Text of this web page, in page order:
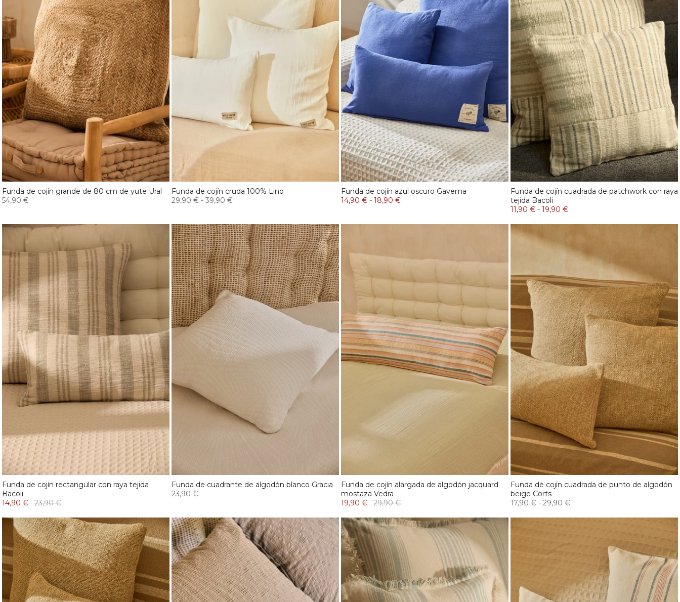
Funda de cojín grande de 80 cm de yute Ural
54,90 €
Funda de cojín cruda 100% Lino
29,90 € - 39,90 €
Funda de cojín azul oscuro Gavema
14,90 € - 18,90 €
Funda de cojín cuadrada de patchwork con raya
tejida Bacoli
11,90 € - 19,90 €
Funda de cojín rectangular con raya tejida
Bacoli
14,90 €
23,90 €
Funda de cuadrante de algodón blanco Gracia
23,90 €
Funda de cojín alargada de algodón jacquard
mostaza Vedra
19,90 €
29,90 €
Funda de cojín cuadrada de punto de algodón
beige Corts
17,90 € - 29,90 €